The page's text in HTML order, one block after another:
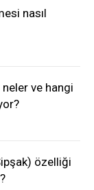
nasıl
ve hangi
özelliği